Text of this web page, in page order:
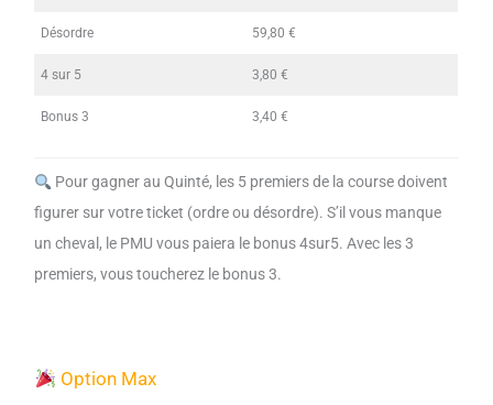
Désordre 59,80 €
4 sur 5 3,80 €
Bonus 3 3,40 €
Pour gagner au Quinté, les 5 premiers de la course doivent
figurer sur votre ticket (ordre ou désordre). S’il vous manque
un cheval, le PMU vous paiera le bonus 4sur5. Avec les 3
premiers, vous toucherez le bonus 3.
Option Max